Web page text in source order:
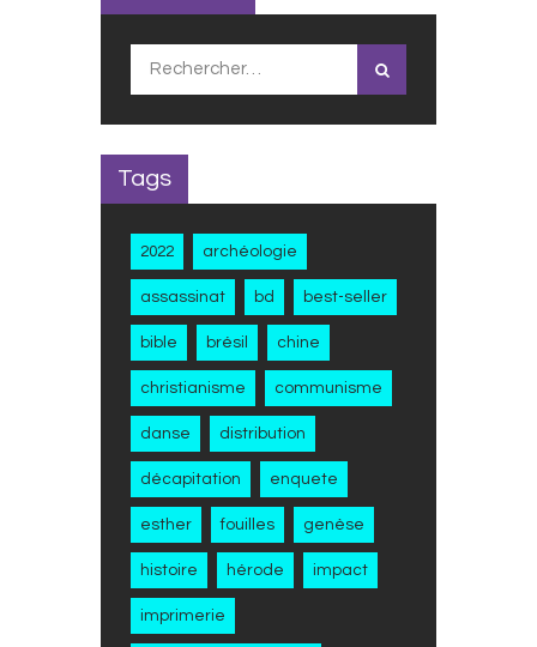
Rechercher :
Tags
2022 archéologie
assassinat bd best-seller
bible brésil chine
christianisme communisme
danse distribution
décapitation enquete
esther fouilles genèse
histoire hérode impact
imprimerie